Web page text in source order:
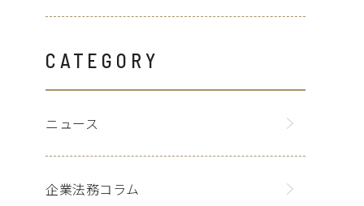
CATEGORY
ニュース
企業法務コラム